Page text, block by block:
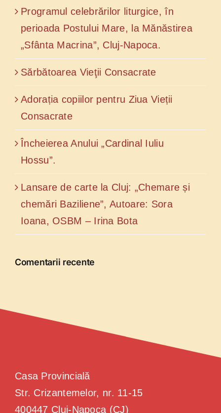
Programul celebrărilor liturgice, în
perioada Postului Mare, la Mănăstirea
„Sfânta Macrina”, Cluj-Napoca.
Sărbătoarea Vieţii Consacrate
Adorația copiilor pentru Ziua Vieții
Consacrate
Încheierea Anului „Cardinal Iuliu
Hossu”.
Lansare de carte la Cluj: „Chemare și
chemări Baziliene”, Autoare: Sora
Ioana, OSBM – Irina Bota
Comentarii recente
Casa Provincială
Str. Crizantemelor, nr. 11-15
400447 Cluj-Napoca (CJ)